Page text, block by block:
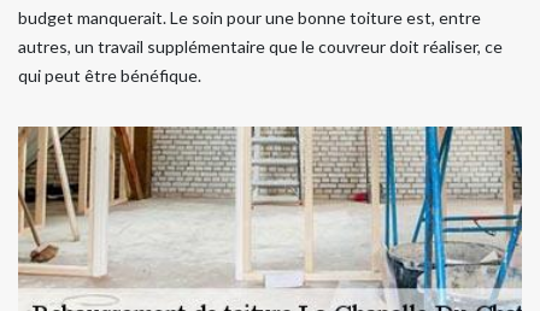
budget manquerait. Le soin pour une bonne toiture est, entre
autres, un travail supplémentaire que le couvreur doit réaliser, ce
qui peut être bénéfique.